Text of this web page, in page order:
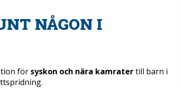
NÅGON I
för syskon och nära kamratertill barn i